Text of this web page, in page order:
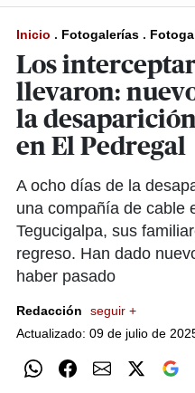
Inicio . Fotogalerías .
Los
llevaron:
la
en El Pedregal
A ocho días de la
una compañía de cable
Tegucigalpa, sus
regreso. Han dado
haber pasado
Redacción
seguir +
Actualizado: 09 de julio de